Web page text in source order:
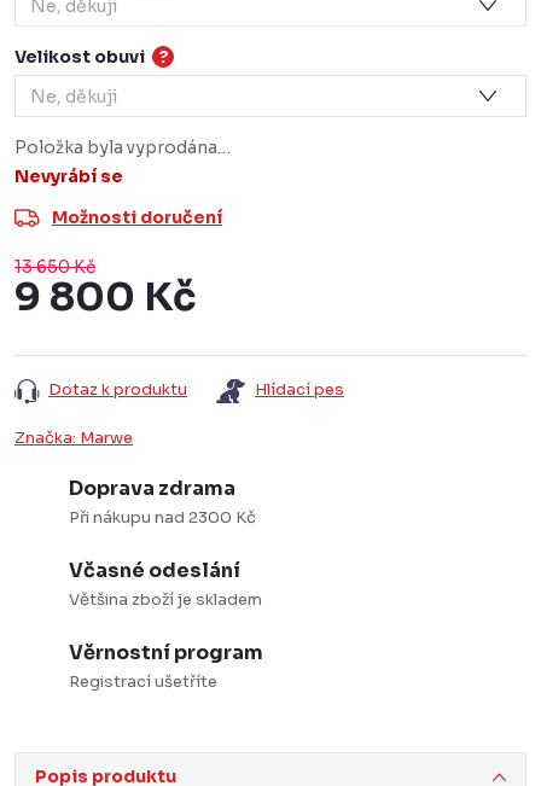
Velikost obuvi ?
Položka byla vyprodána…
Nevyrábí se
Možnosti doručení
13 650 Kč
9 800 Kč
Dotaz k produktu Hlídací pes
Značka: Marwe
Doprava zdrama
Při nákupu nad 2300 Kč
Včasné odeslání
Většina zboží je skladem
Věrnostní program
Registrací ušetříte
Popis produktu